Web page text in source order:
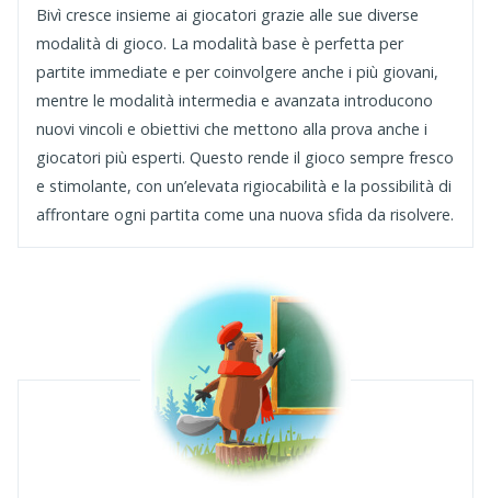
Bivì cresce insieme ai giocatori grazie alle sue diverse
modalità di gioco. La modalità base è perfetta per
partite immediate e per coinvolgere anche i più giovani,
mentre le modalità intermedia e avanzata introducono
nuovi vincoli e obiettivi che mettono alla prova anche i
giocatori più esperti. Questo rende il gioco sempre fresco
e stimolante, con un’elevata rigiocabilità e la possibilità di
affrontare ogni partita come una nuova sfida da risolvere.